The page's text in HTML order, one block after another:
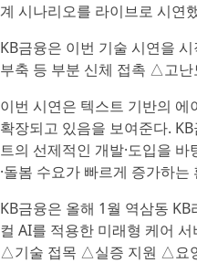
계 시나리오를 라이브로 시연
KB금융은 이번 기술 시연을
부축 등 부분 신체 접촉 △고
이번 시연은 텍스트 기반의
확장되고 있음을 보여준다.
트의 선제적인 개발·도입을
·돌봄 수요가 빠르게 증가하
KB금융은 올해 1월 역삼동
컬 AI를 적용한 미래형 케어
△기술 접목 △실증 지원 △요